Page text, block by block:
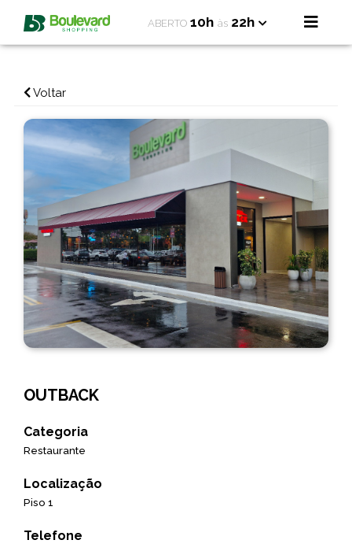
ABERTO 10h às 22h
Voltar
OUTBACK
Categoria
Restaurante
Localização
Piso 1
Telefone